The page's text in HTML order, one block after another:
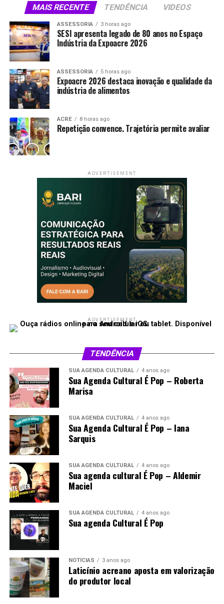
essas questões em pesquisas verificáveis e acessíveis,
capazes de contribuir para o desenvolvimento de
políticas públicas voltadas à redução das desigualdades
raciais.
O Dara recebe recursos de agências públicas de
financiamento à pesquisa e de instituições filantrópicas.
O grupo também pretende trabalhar em parceria com
universidades, organizações da sociedade civil e centros
que já pesquisam racismo e desigualdade racial no Brasil.
Fonte e foto: Agência Brasil
WhatsApp
LinkedIn
MAIS RECENTE TENDÊNCIA VIDEOS
ASSESSORIA 3 horas ago
SESI apresenta legado de 80 anos no Espaço
Indústria da Expoacre 2026
ASSESSORIA 5 horas ago
Expoacre 2026 destaca inovação e qualidade da
indústria de alimentos
ACRE 8 horas ago
Repetição convence. Trajetória permite avaliar
ADVERTISEMENT
ADVERTISEMENT
TENDÊNCIA
SUA AGENDA CULTURAL 4 anos ago
Sua Agenda Cultural É Pop – Roberta
Marisa
SUA AGENDA CULTURAL 4 anos ago
Sua Agenda Cultural É Pop – Iana
Sarquis
SUA AGENDA CULTURAL 4 anos ago
Sua agenda cultural É Pop – Aldemir
Maciel
SUA AGENDA CULTURAL 4 anos ago
Sua agenda Cultural É Pop
NOTÍCIAS 3 anos ago
Laticínio acreano aposta em valorização
do produtor local